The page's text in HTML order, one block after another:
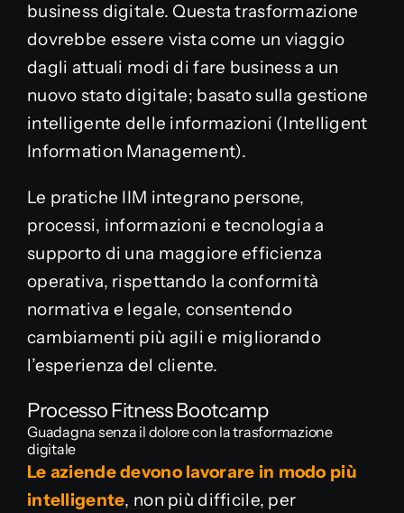
business digitale. Questa trasformazione
dovrebbe essere vista come un viaggio
dagli attuali modi di fare business a un
nuovo stato digitale; basato sulla gestione
intelligente delle informazioni (Intelligent
Information Management).
Le pratiche IIM integrano persone,
processi, informazioni e tecnologia a
supporto di una maggiore efficienza
operativa, rispettando la conformità
normativa e legale, consentendo
cambiamenti più agili e migliorando
l’esperienza del cliente.
Processo Fitness Bootcamp
Guadagna senza il dolore con la trasformazione
digitale
Le aziende devono lavorare in modo più
intelligente, non più difficile, per